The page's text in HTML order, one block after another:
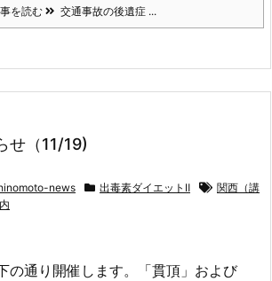
を読む 交通事故の後遺症 ...
せ（11/19)
news 出毒素ダイエットⅡ
関西（講
の通り開催します。「貫頂」および